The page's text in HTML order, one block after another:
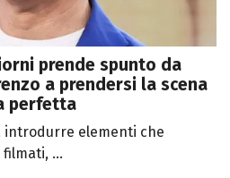
prende spunto da
a prendersi la scena
perfetta
introdurre elementi che
...